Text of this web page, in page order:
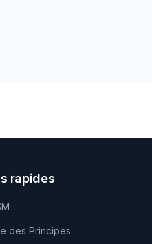
rapides
des Principes